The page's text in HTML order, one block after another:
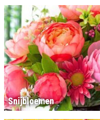
Snijbloemen